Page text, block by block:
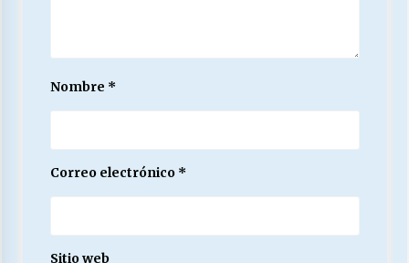
Nombre *
Correo electrónico *
Sitio web